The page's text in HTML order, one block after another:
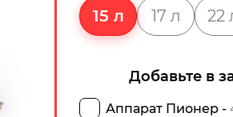
15 л 17 л 22
Добавьте в
Аппарат Пионер -